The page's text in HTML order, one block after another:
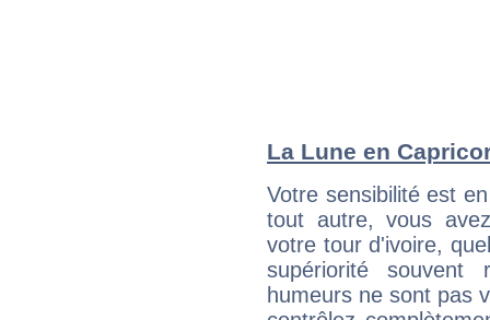
La Lune en
Votre sensibilité est
tout autre, vous
votre tour d'ivoire,
supériorité souvent
humeurs ne sont pas